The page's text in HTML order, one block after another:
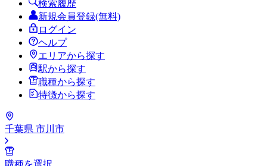
検索履歴
新規会員登録(無料)
ログイン
ヘルプ
エリアから探す
駅から探す
職種から探す
特徴から探す
千葉県 市川市
職種を選択